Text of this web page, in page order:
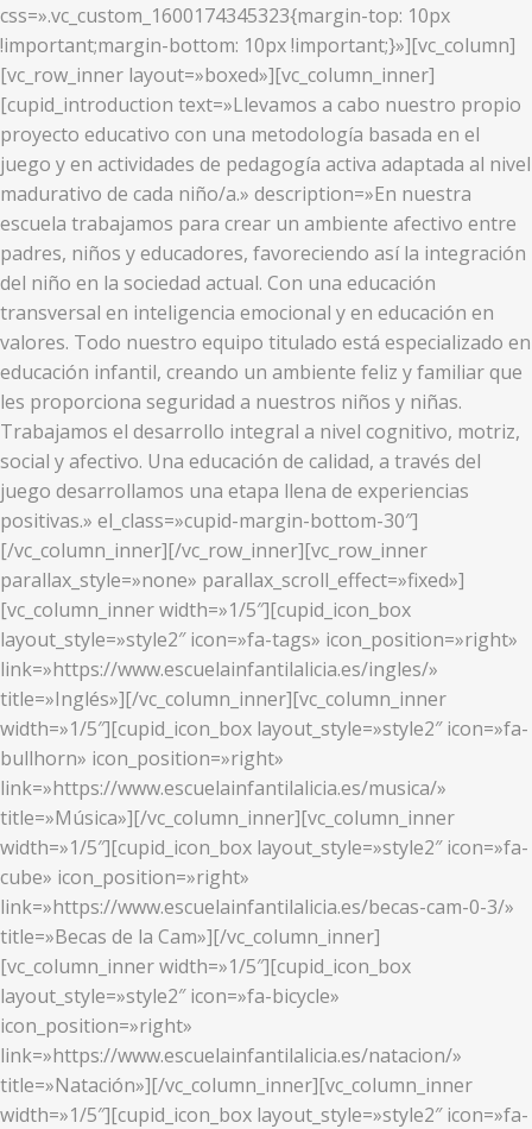
css=».vc_custom_1600174345323{margin-top: 10px
!important;margin-bottom: 10px !important;}»][vc_column]
[vc_row_inner layout=»boxed»][vc_column_inner]
[cupid_introduction text=»Llevamos a cabo nuestro propio
proyecto educativo con una metodología basada en el
juego y en actividades de pedagogía activa adaptada al nivel
madurativo de cada niño/a.» description=»En nuestra
escuela trabajamos para crear un ambiente afectivo entre
padres, niños y educadores, favoreciendo así la integración
del niño en la sociedad actual. Con una educación
transversal en inteligencia emocional y en educación en
valores. Todo nuestro equipo titulado está especializado en
educación infantil, creando un ambiente feliz y familiar que
les proporciona seguridad a nuestros niños y niñas.
Trabajamos el desarrollo integral a nivel cognitivo, motriz,
social y afectivo. Una educación de calidad, a través del
juego desarrollamos una etapa llena de experiencias
positivas.» el_class=»cupid-margin-bottom-30″]
[/vc_column_inner][/vc_row_inner][vc_row_inner
parallax_style=»none» parallax_scroll_effect=»fixed»]
[vc_column_inner width=»1/5″][cupid_icon_box
layout_style=»style2″ icon=»fa-tags» icon_position=»right»
link=»https://www.escuelainfantilalicia.es/ingles/»
title=»Inglés»][/vc_column_inner][vc_column_inner
width=»1/5″][cupid_icon_box layout_style=»style2″ icon=»fa-
bullhorn» icon_position=»right»
link=»https://www.escuelainfantilalicia.es/musica/»
title=»Música»][/vc_column_inner][vc_column_inner
width=»1/5″][cupid_icon_box layout_style=»style2″ icon=»fa-
cube» icon_position=»right»
link=»https://www.escuelainfantilalicia.es/becas-cam-0-3/»
title=»Becas de la Cam»][/vc_column_inner]
[vc_column_inner width=»1/5″][cupid_icon_box
layout_style=»style2″ icon=»fa-bicycle»
icon_position=»right»
link=»https://www.escuelainfantilalicia.es/natacion/»
title=»Natación»][/vc_column_inner][vc_column_inner
width=»1/5″][cupid_icon_box layout_style=»style2″ icon=»fa-